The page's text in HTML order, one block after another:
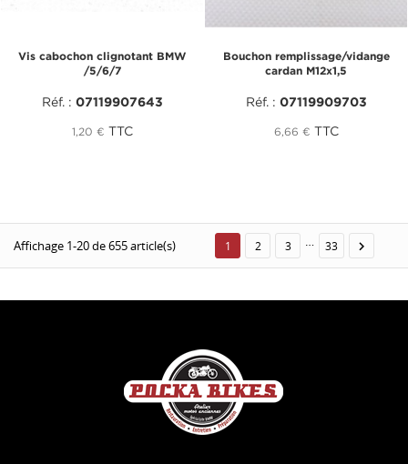
Vis cabochon clignotant BMW
/5/6/7
Réf. : 07119907643
1,20 € TTC
Bouchon remplissage/vidange
cardan M12x1,5
Réf. : 07119909703
6,66 € TTC
Affichage 1-20 de 655 article(s) 1 2 3 … 33 